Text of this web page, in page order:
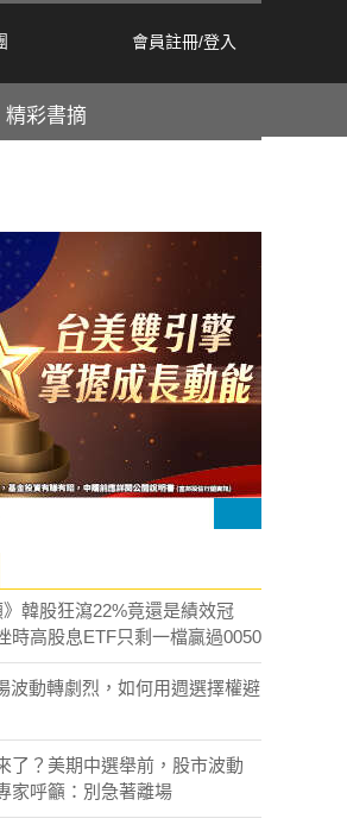
會員註冊/登入
精彩書摘
韓股狂瀉22%竟還是績效冠
時高股息ETF只剩一檔贏過0050
波動轉劇烈，如何用週選擇權避
了？美期中選舉前，股市波動
家呼籲：別急著離場